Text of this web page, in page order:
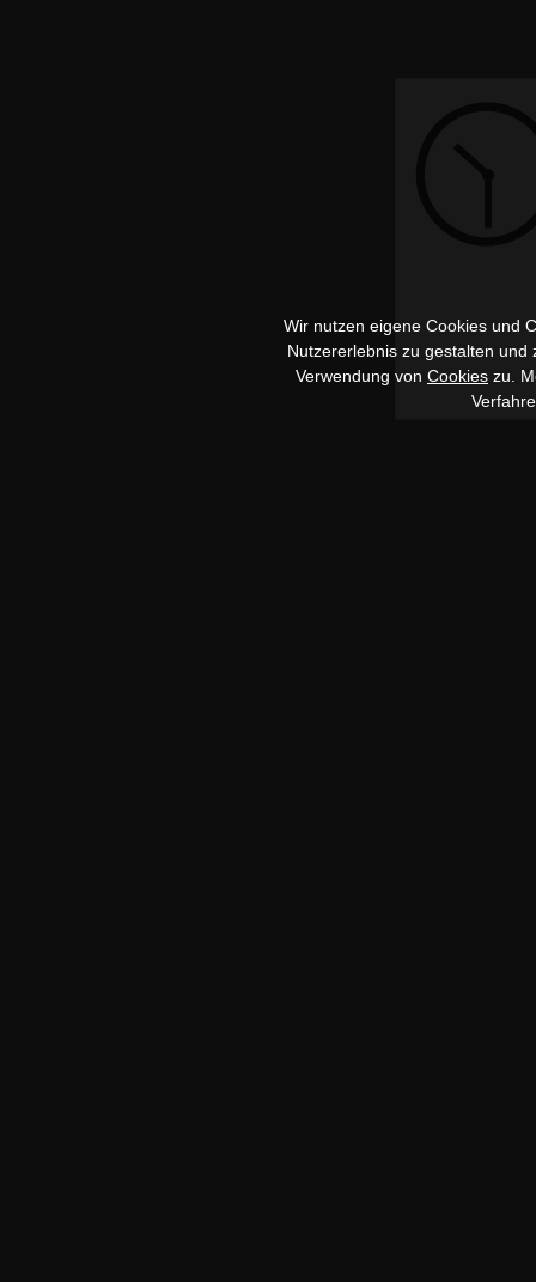
Wir nutzen eigene Cookies und
Nutzererlebnis zu gestalten
Verwendung von Cookies zu.